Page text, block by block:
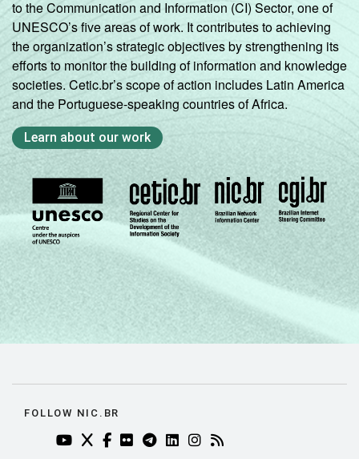
to the Communication and Information (CI) Sector, one of
UNESCO’s five areas of work. It contributes to achieving
the organization’s strategic objectives by strengthening its
efforts to monitor the building of information and knowledge
societies. Cetic.br’s scope of action includes Latin America
and the Portuguese-speaking countries of Africa.
Learn about our work
FOLLOW NIC.BR
YOUTUBE DO NIC.BR (ABRE EM NOVA ABA)
TWITTER DO NIC.BR (ABRE EM NOVA ABA)
FACEBOOK DO NIC.BR (ABRE EM NOVA
FLICKR DO NIC.BR (ABRE EM NOVA
TELEGRAM DO NIC.BR (ABRE EM
LINKEDIN DO NIC.BR (ABRE
INSTAGRAM DO NIC.BR
RSS DO NIC.BR (ABRE